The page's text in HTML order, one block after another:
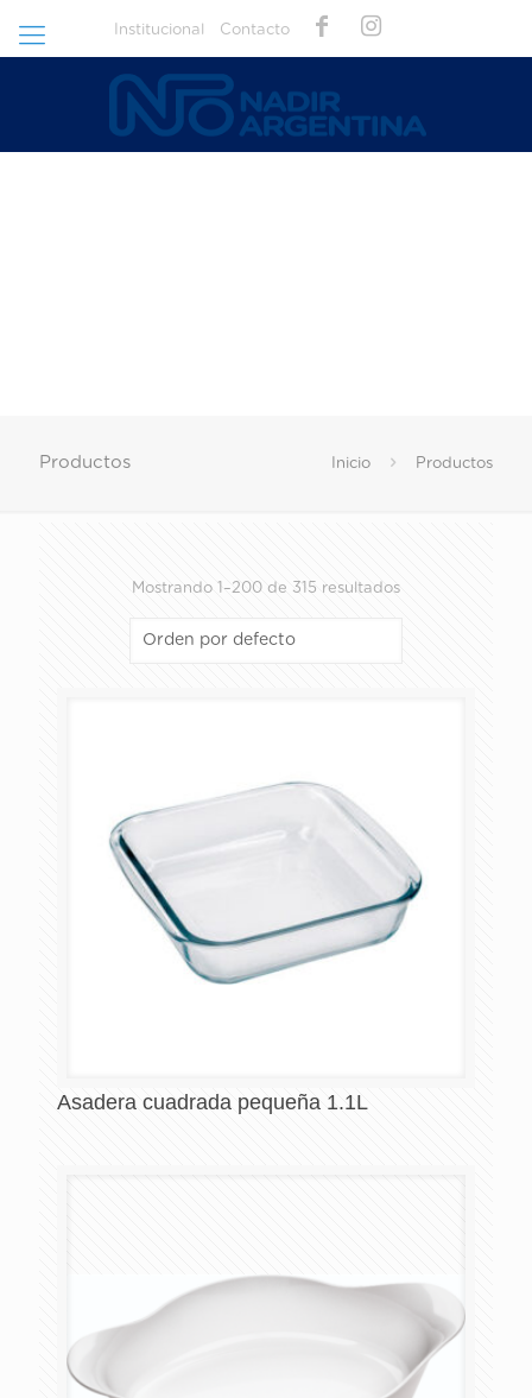
Institucional Contacto
Productos Inicio Productos
PLATOS Y TAZAS
VASOS
Mostrando 1–200 de 315 resultados
Asadera cuadrada pequeña 1.1L